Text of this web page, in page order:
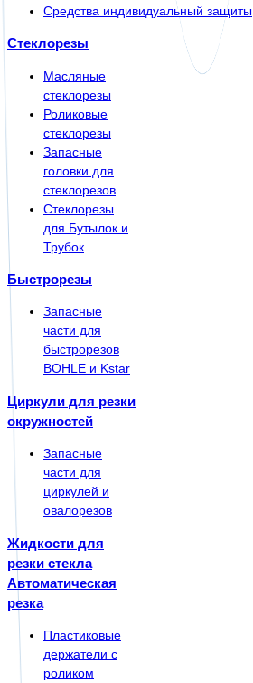
Средства индивидуальный защиты
Стеклорезы
Масляные
стеклорезы
Роликовые
стеклорезы
Запасные
головки для
стеклорезов
Стеклорезы
для Бутылок и
Трубок
Быстрорезы
Запасные
части для
быстрорезов
BOHLE и Kstar
Циркули для резки
окружностей
Запасные
части для
циркулей и
овалорезов
Жидкости для
резки стекла
Автоматическая
резка
Пластиковые
держатели с
роликом